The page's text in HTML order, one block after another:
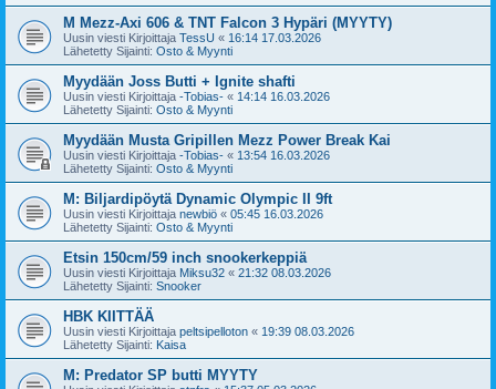
M Mezz-Axi 606 & TNT Falcon 3 Hypäri (MYYTY)
Uusin viesti Kirjoittaja TessU « 16:14 17.03.2026
Lähetetty Sijainti: Osto & Myynti
Myydään Joss Butti + Ignite shafti
Uusin viesti Kirjoittaja -Tobias- « 14:14 16.03.2026
Lähetetty Sijainti: Osto & Myynti
Myydään Musta Gripillen Mezz Power Break Kai
Uusin viesti Kirjoittaja -Tobias- « 13:54 16.03.2026
Lähetetty Sijainti: Osto & Myynti
M: Biljardipöytä Dynamic Olympic II 9ft
Uusin viesti Kirjoittaja newbiö « 05:45 16.03.2026
Lähetetty Sijainti: Osto & Myynti
Etsin 150cm/59 inch snookerkeppiä
Uusin viesti Kirjoittaja Miksu32 « 21:32 08.03.2026
Lähetetty Sijainti: Snooker
HBK KIITTÄÄ
Uusin viesti Kirjoittaja peltsipelloton « 19:39 08.03.2026
Lähetetty Sijainti: Kaisa
M: Predator SP butti MYYTY